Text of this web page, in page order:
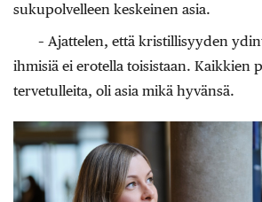
sukupolvelleen keskeinen asia.
– Ajattelen, että kristillisyyden
ihmisiä ei erotella toisistaan. Kaikkien
tervetulleita, oli asia mikä hyvänsä.